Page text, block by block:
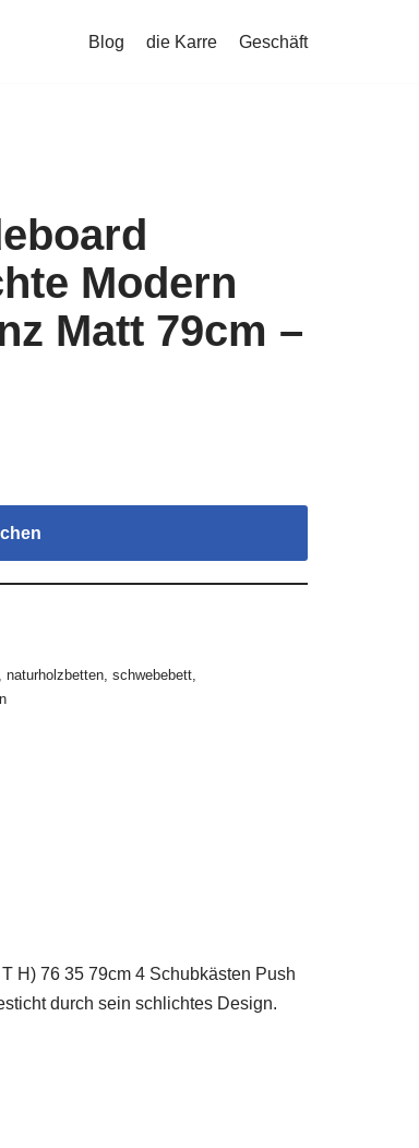
Blog die Karre Geschäft
Modern
Matt 79cm –
, naturholzbetten, schwebebett,
H) 76 35 79cm 4 Schubkästen Push
durch sein schlichtes Design.